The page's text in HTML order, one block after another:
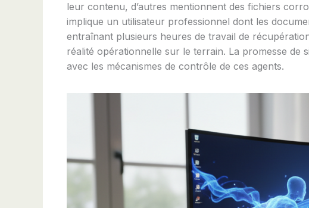
leur contenu, d’autres mentionnent des fichiers
implique un utilisateur professionnel dont les
entraînant plusieurs heures de travail de
réalité opérationnelle sur le terrain. La promesse de
avec les mécanismes de contrôle de ces agents.